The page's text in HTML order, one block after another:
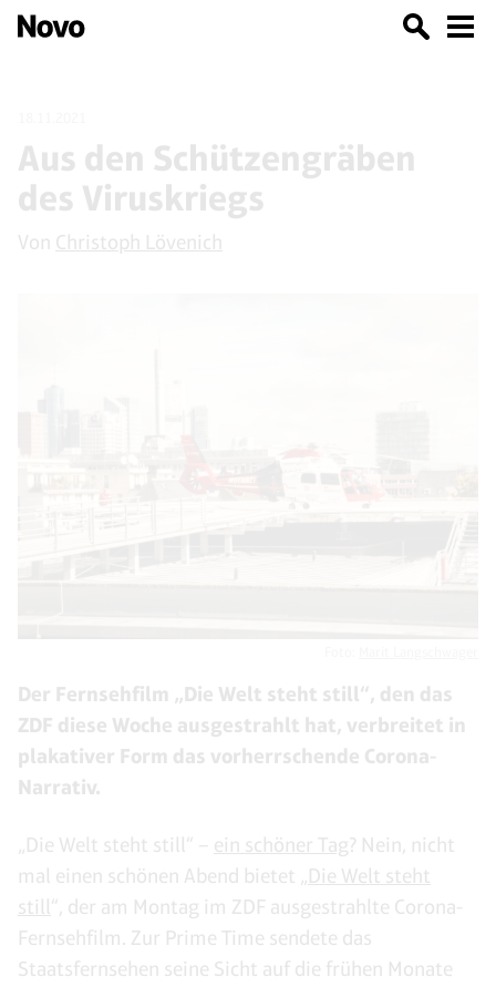
Aus den Schützengräben
des Viruskriegs
Von Christoph Lövenich
Der Fernsehfilm „Die Welt steht still“, den das
ZDF diese Woche ausgestrahlt hat, verbreitet in
plakativer Form das vorherrschende Corona-
Narrativ.
„Die Welt steht still“ – ein schöner Tag? Nein, nicht
mal einen schönen Abend bietet „Die Welt steht
still “, der am Montag im ZDF ausgestrahlte Corona-
Fernsehfilm. Zur Prime Time sendete das
Staatsfernsehen seine Sicht auf die frühen Monate